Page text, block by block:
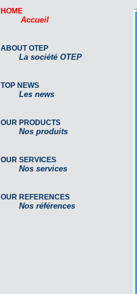
HOME
Accueil
ABOUT OTEP
La société OTEP
TOP NEWS
Les news
OUR PRODUCTS
Nos produits
OUR SERVICES
Nos services
OUR REFERENCES
Nos références